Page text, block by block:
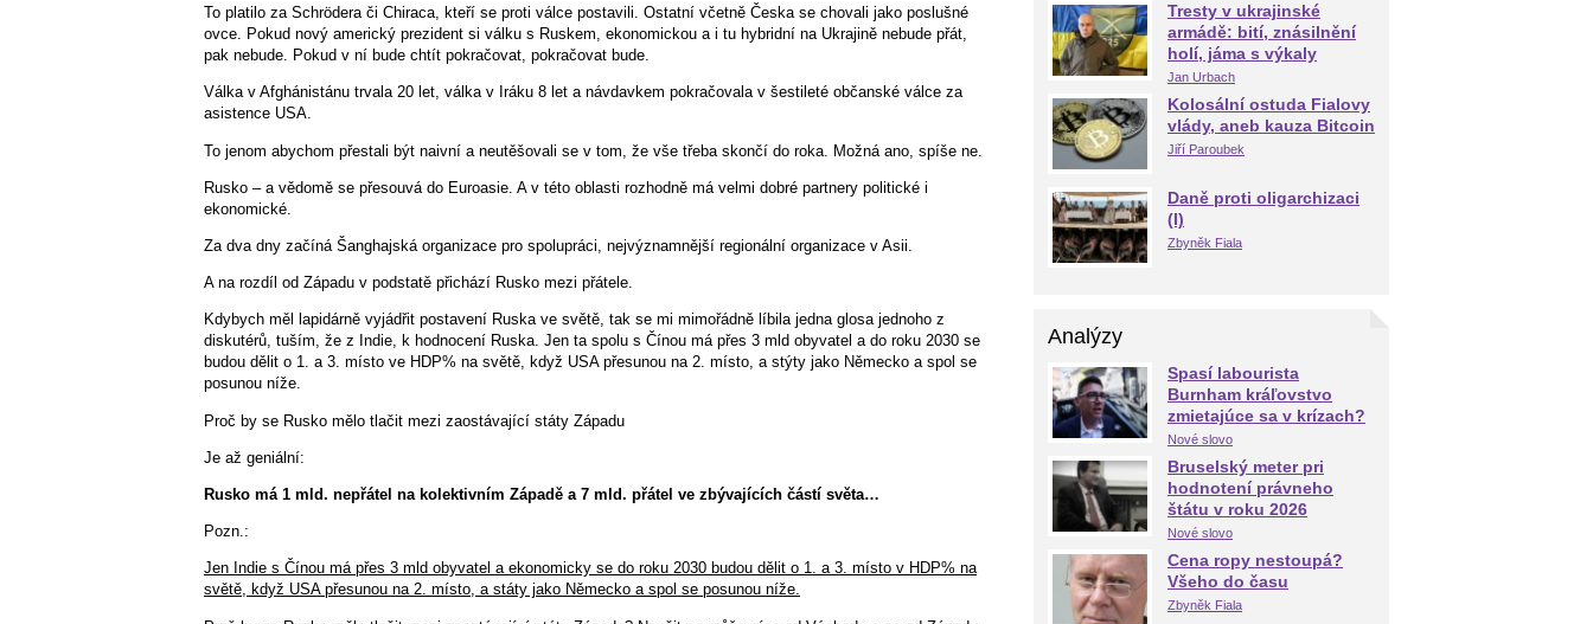
To platilo za Schrödera či Chiraca, kteří se proti válce postavili. Ostatní včetně Česka se chovali jako poslušné
ovce. Pokud nový americký prezident si válku s Ruskem, ekonomickou a i tu hybridní na Ukrajině nebude přát,
pak nebude. Pokud v ní bude chtít pokračovat, pokračovat bude.
Válka v Afghánistánu trvala 20 let, válka v Iráku 8 let a návdavkem pokračovala v šestileté občanské válce za
asistence USA.
To jenom abychom přestali být naivní a neutěšovali se v tom, že vše třeba skončí do roka. Možná ano, spíše ne.
Rusko – a vědomě se přesouvá do Euroasie. A v této oblasti rozhodně má velmi dobré partnery politické i
ekonomické.
Za dva dny začíná Šanghajská organizace pro spolupráci, nejvýznamnější regionální organizace v Asii.
A na rozdíl od Západu v podstatě přichází Rusko mezi přátele.
Kdybych měl lapidárně vyjádřit postavení Ruska ve světě, tak se mi mimořádně líbila jedna glosa jednoho z
diskutérů, tuším, že z Indie, k hodnocení Ruska. Jen ta spolu s Čínou má přes 3 mld obyvatel a do roku 2030 se
budou dělit o 1. a 3. místo ve HDP% na světě, když USA přesunou na 2. místo, a stýty jako Německo a spol se
posunou níže.
Proč by se Rusko mělo tlačit mezi zaostávající státy Západu
Je až geniální:
Rusko má 1 mld. nepřátel na kolektivním Západě a 7 mld. přátel ve zbývajících částí světa…
Pozn.:
Jen Indie s Čínou má přes 3 mld obyvatel a ekonomicky se do roku 2030 budou dělit o 1. a 3. místo v HDP% na
světě, když USA přesunou na 2. místo, a státy jako Německo a spol se posunou níže.
Tresty v ukrajinské
armádě: bití, znásilnění
holí, jáma s výkaly
Jan Urbach
Kolosální ostuda Fialovy
vlády, aneb kauza Bitcoin
Jiří Paroubek
Daně proti oligarchizaci
(I)
Zbyněk Fiala
Analýzy
Spasí labourista
Burnham kráľovstvo
zmietajúce sa v krízach?
Nové slovo
Bruselský meter pri
hodnotení právneho
štátu v roku 2026
Nové slovo
Cena ropy nestoupá?
Všeho do času
Zbyněk Fiala